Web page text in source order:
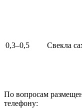
0,3–0,5 Свекла
По вопросам
телефону: